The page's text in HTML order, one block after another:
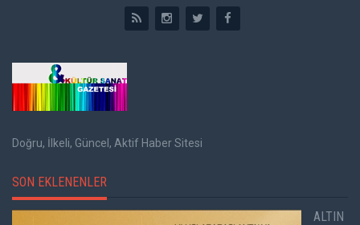
Doğru, İlkeli, Güncel, Aktif Haber Sitesi
SON EKLENENLER
ALTIN